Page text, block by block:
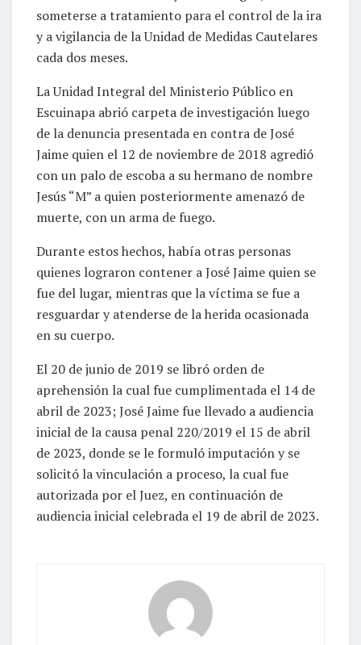
someterse a tratamiento para el control de la ira
y a vigilancia de la Unidad de Medidas Cautelares
cada dos meses.
La Unidad Integral del Ministerio Público en
Escuinapa abrió carpeta de investigación luego
de la denuncia presentada en contra de José
Jaime quien el 12 de noviembre de 2018 agredió
con un palo de escoba a su hermano de nombre
Jesús “M” a quien posteriormente amenazó de
muerte, con un arma de fuego.
Durante estos hechos, había otras personas
quienes lograron contener a José Jaime quien se
fue del lugar, mientras que la víctima se fue a
resguardar y atenderse de la herida ocasionada
en su cuerpo.
El 20 de junio de 2019 se libró orden de
aprehensión la cual fue cumplimentada el 14 de
abril de 2023; José Jaime fue llevado a audiencia
inicial de la causa penal 220/2019 el 15 de abril
de 2023, donde se le formuló imputación y se
solicitó la vinculación a proceso, la cual fue
autorizada por el Juez, en continuación de
audiencia inicial celebrada el 19 de abril de 2023.